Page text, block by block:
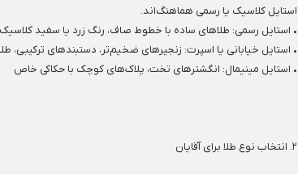
استایل کلاسیک یا رسمی هماهنگ‌اند.
• استایل رسمی: طلاهای ساده با خطوط صاف، رنگ زرد یا سفید کلاسیک
• استایل خیابانی یا اسپرت: زنجیرهای ضخیم‌تر، دستبندهای ترکیبی،
• استایل مینیمال: انگشترهای تخت، پلاک‌های کوچک با حکاکی خاص
۲. انتخاب نوع طلا برای آقایان